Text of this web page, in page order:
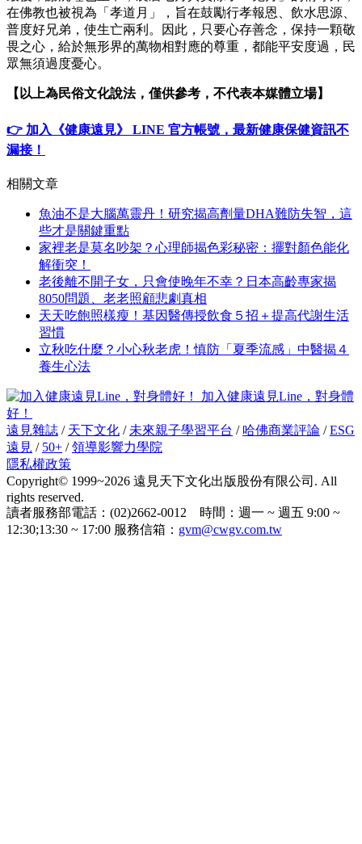
在佛教也被視為「孝道月」，旨在鼓勵行孝報恩、飲水思源、
普度好兄弟，使生亡兩利。因此，只要心存善念，保持一顆敬
畏之心，給於無形界的萬物相對應的尊重，都能平安度過，民
眾無須過度憂心。
【以上為民俗文化說法，僅供參考，不代表本媒體立場】
👉 加入《健康遠見》 LINE 官方帳號，最新健康保健資訊不
漏接！
相關文章
魚油不是大腦萬靈丹！研究揭高劑量DHA難防失智，這
些才是關鍵重點
家裡老是莫名吵架？心理師揭色彩秘密：擺對顏色能化
解衝突！
老後離不開子女，只會使晚年不幸？日本高齡專家揭
8050問題、老老照顧悲劇真相
天天吃飽照樣瘦！基因醫傳授飲食５招＋提高代謝生活
習慣
立秋吃什麼？小心秋老虎！慎防「夏季流感」中醫揭４
養生心法
加入健康遠見Line，對身體
好！
遠見雜誌 / 天下文化 / 未來親子學習平台 / 哈佛商業評論 /ESG
遠見 / 50+ /領導影響力學院
隱私權政策
Copyright© 1999~2026 遠見天下文化出版股份有限公司. All
rights reserved.
讀者服務部電話：(02)2662-0012 時間：週一 ~ 週五 9:00 ~
12:30;13:30 ~ 17:00 服務信箱： gvm@cwgv.com.tw